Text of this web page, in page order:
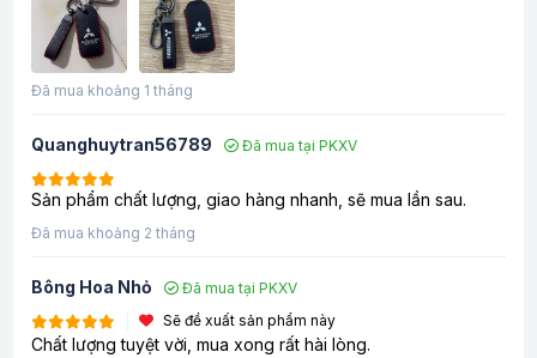
Đã mua khoảng 1 tháng
Quanghuytran56789 Đã mua tại PKXV
Sản phẩm chất lượng, giao hàng nhanh, sẽ mua lần sau.
Đã mua khoảng 2 tháng
Bông Hoa Nhỏ
Đã mua tại PKXV
Sẽ đề xuất sản phẩm này
Chất lượng tuyệt vời, mua xong rất hài lòng.